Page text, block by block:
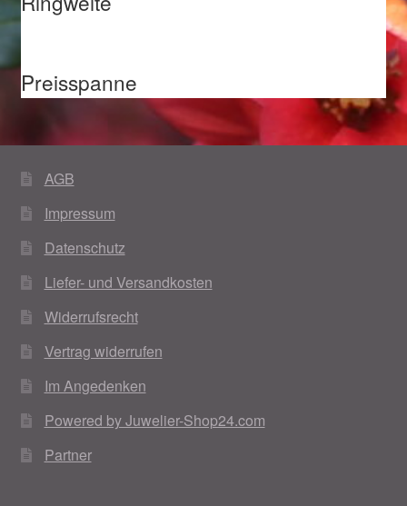
Magisches und Festliches zu Halloween 2021
Magisches und Festliches zu Halloween 2022
Mein Konto
Logout
Ostergeschenke finden für Ostern 2015
Ostergeschenke finden für Ostern 2016
Ostergeschenke finden für Ostern 2018
Ostergeschenke finden für Ostern 2019
Preisspanne
AGB
Impressum
Datenschutz
Liefer- und Versandkosten
Widerrufsrecht
Vertrag widerrufen
Im Angedenken
Powered by Juwelier-Shop24.com
Partner